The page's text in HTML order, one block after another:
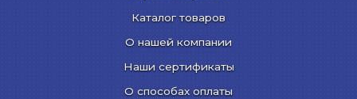
Каталог товаров
О нашей компании
Наши сертификаты
О способах оплаты